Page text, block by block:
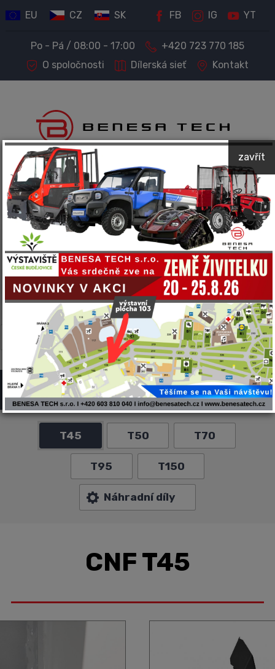
EU CZ SK
Po - Pá / 08:00 - 17:00
+420 723 770 185
O spoločnosti
Dílerská sieť Kontakt
FB IG YT
PREDAJ STROJOV A TECHNIKY
Kompletný servis a príslušenstvo
Spoločnosť BENESA TECH predáva a ponúka servis
nasledujúcich značiek:
CARON CNF GYRU-STAR
MULTIONE NEGRI BIO
TWINCA VF-VENIERI ZANON
Profesionálne sklápače CNF
T45 T50 T70
T95 T150
Náhradní díly
CNF T45
zavřít